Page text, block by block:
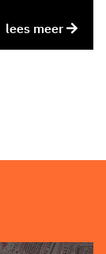
lees meer